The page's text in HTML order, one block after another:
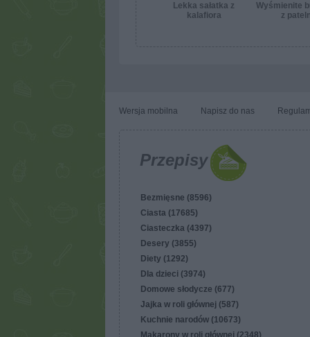
Lekka sałatka z
kalafiora
Wyśmienite
z
Wersja mobilna Napisz do nas
Przepisy
Bezmięsne (8596)
Ciasta (17685)
Ciasteczka (4397)
Desery (3855)
Diety (1292)
Dla dzieci (3974)
Domowe słodycze (677)
Jajka w roli głównej (587)
Kuchnie narodów (10673)
Makarony w roli głównej (2348)